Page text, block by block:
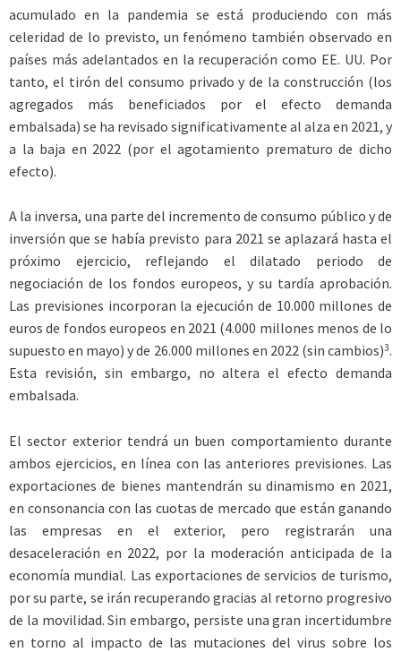
acumulado en la pandemia se está produciendo con más
celeridad de lo previsto, un fenómeno también observado en
países más adelantados en la recuperación como EE. UU. Por
tanto, el tirón del consumo privado y de la construcción (los
agregados más beneficiados por el efecto demanda
embalsada) se ha revisado significativamente al alza en 2021, y
a la baja en 2022 (por el agotamiento prematuro de dicho
efecto).
A la inversa, una parte del incremento de consumo público y de
inversión que se había previsto para 2021 se aplazará hasta el
próximo ejercicio, reflejando el dilatado periodo de
negociación de los fondos europeos, y su tardía aprobación.
Las previsiones incorporan la ejecución de 10.000 millones de
euros de fondos europeos en 2021 (4.000 millones menos de lo
supuesto en mayo) y de 26.000 millones en 2022 (sin cambios)3.
Esta revisión, sin embargo, no altera el efecto demanda
embalsada.
El sector exterior tendrá un buen comportamiento durante
ambos ejercicios, en línea con las anteriores previsiones. Las
exportaciones de bienes mantendrán su dinamismo en 2021,
en consonancia con las cuotas de mercado que están ganando
las empresas en el exterior, pero registrarán una
desaceleración en 2022, por la moderación anticipada de la
economía mundial. Las exportaciones de servicios de turismo,
por su parte, se irán recuperando gracias al retorno progresivo
de la movilidad. Sin embargo, persiste una gran incertidumbre
en torno al impacto de las mutaciones del virus sobre los